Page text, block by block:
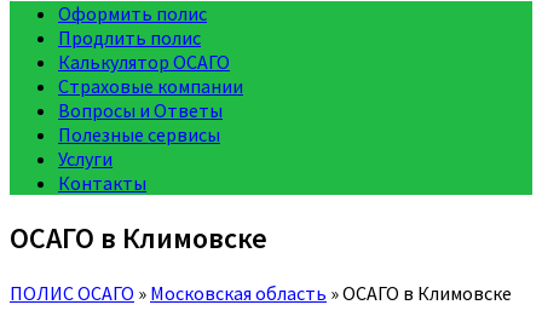
Оформить полис
Продлить полис
Калькулятор ОСАГО
Страховые компании
Вопросы и Ответы
Полезные сервисы
Услуги
Контакты
ОСАГО в Климовске
ПОЛИС ОСАГО » Московская область »ОСАГО в Климовске